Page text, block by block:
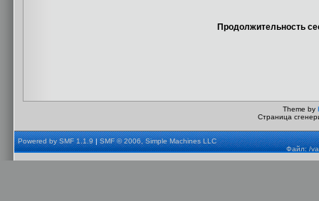
Продолжительность
Theme by
Страница
Powered by SMF 1.1.9|SMF © 2006, Simple Machines LLC
Файл: /